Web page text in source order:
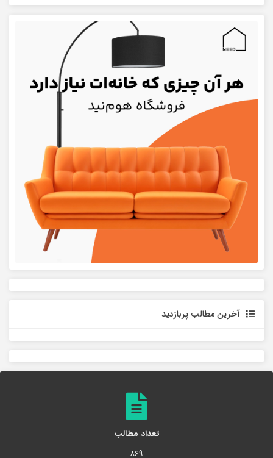
آخرین مطالب پربازدید
تعداد مطالب
۸۶۹